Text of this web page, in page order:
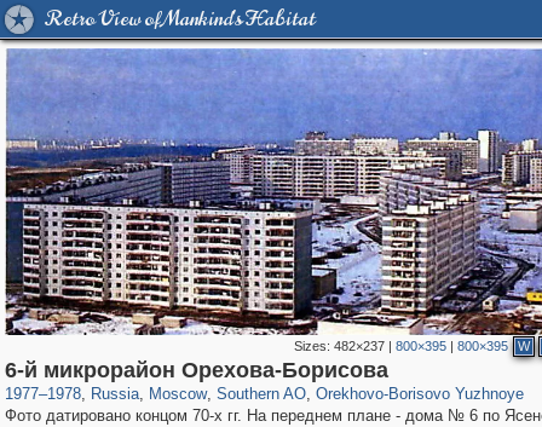
Retro View of Mankind's Habitat
Sizes:482×237 |800×395 |800×395 W
6-й микрорайон Орехова-Борисова
1977–1978, Russia
1,406,840 29,243
, Moscow
319,864 8,286
, Southern AO
21,648 390
, Orekhovo-Borisovo Yuzhnoye
364
Фото датировано концом 70-х гг. На переднем плане - дома № 6 по